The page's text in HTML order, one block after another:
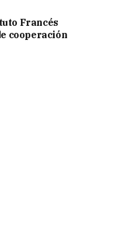
Francés
cooperación